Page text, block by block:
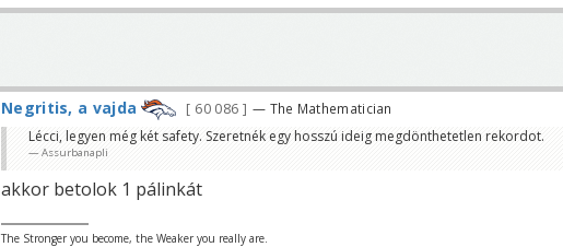
Negritis, a vajda 60 086 — The Mathematician
Lécci, legyen még két safety. Szeretnék egy hosszú ideig megdönthetetlen rekordot.
Assurbanapli
akkor betolok 1 pálinkát
The Stronger you become, the Weaker you really are.